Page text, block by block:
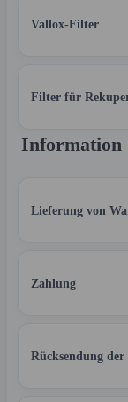
Vallox-Filter
Filter für
Information
Lieferung von
Zahlung
Rücksendung der